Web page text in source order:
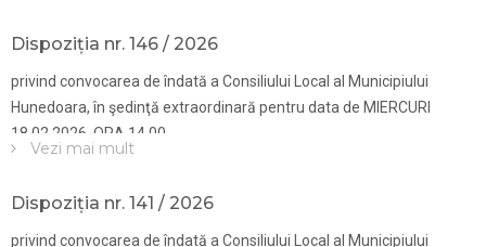
Dispoziția nr. 146 / 2026
privind convocarea de îndată a Consiliului Local al Municipiului
Hunedoara, în şedinţă extraordinară pentru data de MIERCURI
18.02.2026, ORA 14.00
Vezi mai mult
Dispoziția nr. 141 / 2026
privind convocarea de îndată a Consiliului Local al Municipiului